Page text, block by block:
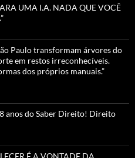
UMA I.A. NADA QUE VOCÊ
Paulo transformam árvores do
em restos irreconhecíveis.
dos próprios manuais.”
anos do Saber Direito! Direito
É A VONTADE DA